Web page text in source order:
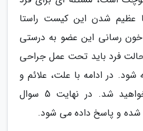
عظیم شدن این کیست راستا
خون رسانی این عضو به درستی
فرد باید تحت عمل جراحی
شود. در ادامه با علت، علائم و
درمان این عارضه آشنا خواهید شد. در نهایت 5 سوال
شده و پاسخ داده می شود.